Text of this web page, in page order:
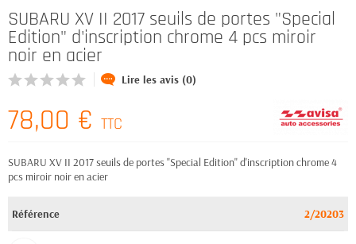
SUBARU XV II 2017 seuils de portes "Special
Edition" d'inscription chrome 4 pcs miroir
noir en acier
Lire les avis (0)
78,00 € TTC
SUBARU XV II 2017 seuils de portes "Special Edition" d'inscription chrome 4
pcs miroir noir en acier
Référence 2/20203